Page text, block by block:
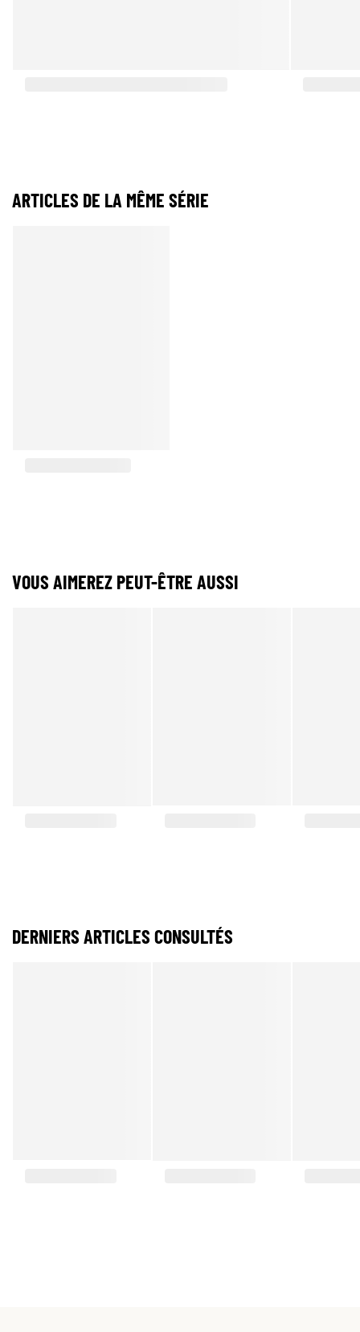
ARTICLES DE LA MÊME SÉRIE
VOUS AIMEREZ PEUT-ÊTRE AUSSI
DERNIERS ARTICLES CONSULTÉS